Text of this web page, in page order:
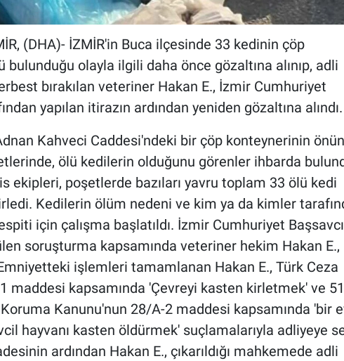
(DHA)- İZMİR'in Buca ilçesinde 33 kedinin çöp
bulunduğu olayla ilgili daha önce gözaltına alınıp, adli
bırakılan veteriner Hakan E., İzmir Cumhuriyet
yapılan itirazın ardından yeniden gözaltına alındı.
Kahveci Caddesi'ndeki bir çöp konteynerinin
ölü kedilerin olduğunu görenler ihbarda
ekipleri, poşetlerde bazıları yavru toplam 33 ölü kedi
Kedilerin ölüm nedeni ve kim ya da kimler
için çalışma başlatıldı. İzmir Cumhuriyet
soruşturma kapsamında veteriner hekim Hakan E.,
Emniyetteki işlemleri tamamlanan Hakan E., Türk Ceza
maddesi kapsamında 'Çevreyi kasten kirletmek' ve
Koruma Kanunu'nun 28/A-2 maddesi kapsamında 'bir
hayvanı kasten öldürmek' suçlamalarıyla adliyeye
ardından Hakan E., çıkarıldığı mahkemede adli